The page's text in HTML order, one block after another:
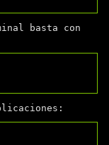
basta con